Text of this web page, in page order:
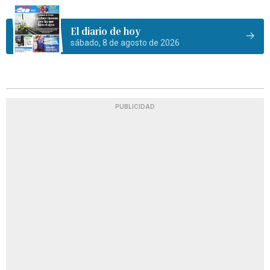
El diario de hoy
sábado, 8 de agosto de 2026
PUBLICIDAD